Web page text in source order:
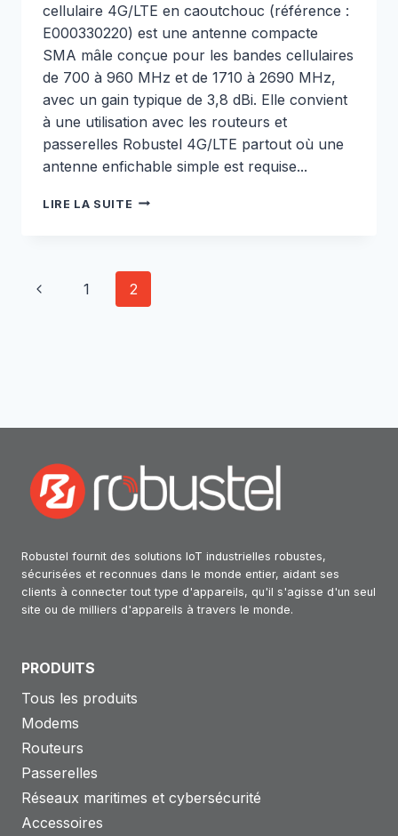
cellulaire 4G/LTE en caoutchouc (référence :
E000330220) est une antenne compacte
SMA mâle conçue pour les bandes cellulaires
de 700 à 960 MHz et de 1710 à 2690 MHz,
avec un gain typique de 3,8 dBi. Elle convient
à une utilisation avec les routeurs et
passerelles Robustel 4G/LTE partout où une
antenne enfichable simple est requise...
LIRE LA SUITE ANTENNE
CAOUTCHOUC
–
E000330220
Navigation
Page
1 2
Robustel fournit des solutions IoT industrielles robustes,
sécurisées et reconnues dans le monde entier, aidant ses
clients à connecter tout type d'appareils, qu'il s'agisse d'un seul
site ou de milliers d'appareils à travers le monde.
PRODUITS
Tous les produits
Modems
Routeurs
Passerelles
Réseaux maritimes et cybersécurité
Accessoires